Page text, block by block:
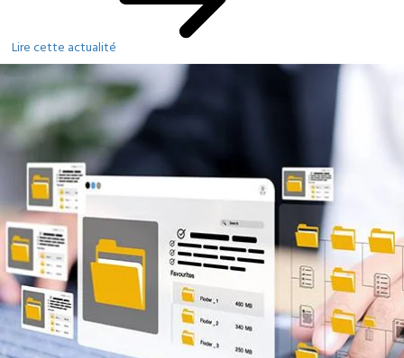
Lire cette actualité